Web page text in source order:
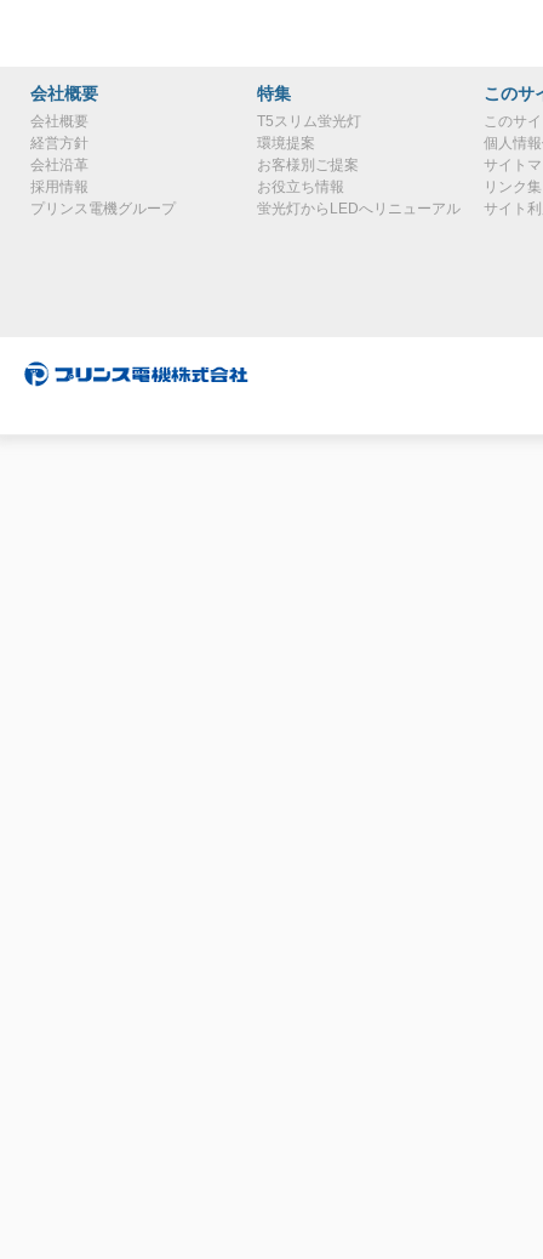
会社概要
会社概要
経営方針
会社沿革
採用情報
プリンス電機グループ
特集
T5スリム蛍光灯
環境提案
お客様別ご提案
お役立ち情報
蛍光灯からLEDへリニューアル
このサ
このサ
個人情
サイト
リンク集
サイト